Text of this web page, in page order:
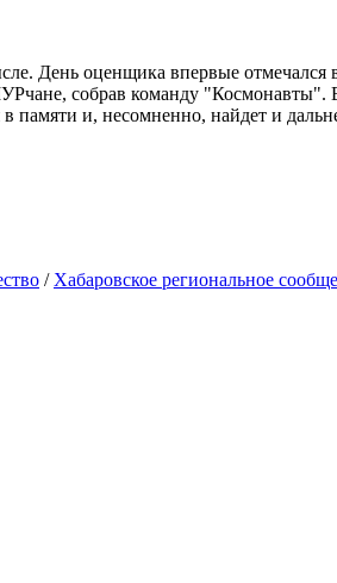
День оценщика впервые отмечался
собрав команду
памяти и, несомненно, найдет и
/ Хабаровское региональное